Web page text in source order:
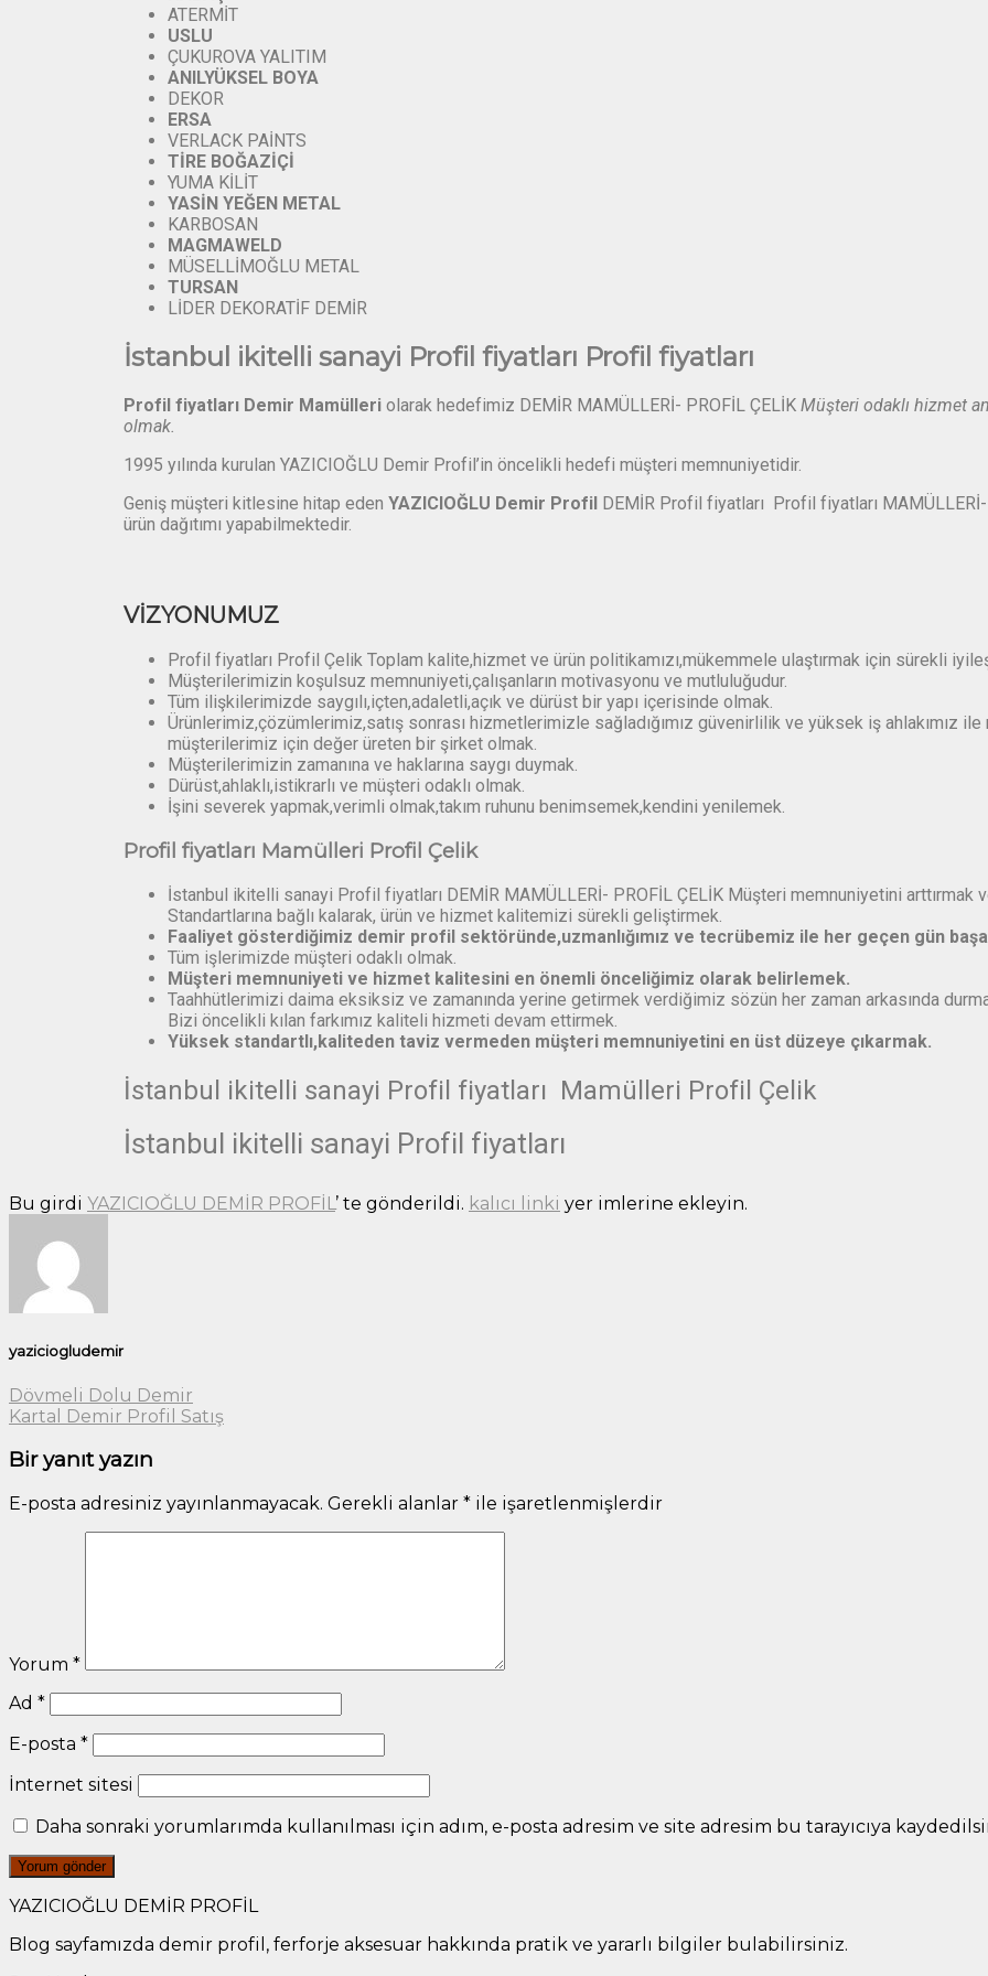
ATERMİT
USLU
ÇUKUROVA YALITIM
ANILYÜKSEL BOYA
DEKOR
ERSA
VERLACK PAİNTS
TİRE BOĞAZİÇİ
YUMA KİLİT
YASİN YEĞEN METAL
KARBOSAN
MAGMAWELD
MÜSELLİMOĞLU METAL
TURSAN
LİDER DEKORATİF DEMİR
İstanbul ikitelli sanayi Profil fiyatları Profil fiyatları
Profil fiyatları Demir Mamülleri olarak hedefimiz DEMİR MAMÜLLERİ- PROFİL ÇELİK Müşteri odaklı hizmet
olmak.
1995 yılında kurulan YAZICIOĞLU Demir Profil’in öncelikli hedefi müşteri memnuniyetidir.
Geniş müşteri kitlesine hitap eden YAZICIOĞLU Demir Profil DEMİR Profil fiyatları Profil fiyatları
ürün dağıtımı yapabilmektedir.
VİZYONUMUZ
Profil fiyatları Profil Çelik Toplam kalite,hizmet ve ürün politikamızı,mükemmele ulaştırmak için sürekli
Müşterilerimizin koşulsuz memnuniyeti,çalışanların motivasyonu ve mutluluğudur.
Tüm ilişkilerimizde saygılı,içten,adaletli,açık ve dürüst bir yapı içerisinde olmak.
Ürünlerimiz,çözümlerimiz,satış sonrası hizmetlerimizle sağladığımız güvenirlilik ve yüksek iş ahlakımız
müşterilerimiz için değer üreten bir şirket olmak.
Müşterilerimizin zamanına ve haklarına saygı duymak.
Dürüst,ahlaklı,istikrarlı ve müşteri odaklı olmak.
İşini severek yapmak,verimli olmak,takım ruhunu benimsemek,kendini yenilemek.
Profil fiyatları Mamülleri Profil Çelik
İstanbul ikitelli sanayi Profil fiyatları DEMİR MAMÜLLERİ- PROFİL ÇELİK Müşteri memnuniyetini
Standartlarına bağlı kalarak, ürün ve hizmet kalitemizi sürekli geliştirmek.
Faaliyet gösterdiğimiz demir profil sektöründe,uzmanlığımız ve tecrübemiz ile her geçen gün
Tüm işlerimizde müşteri odaklı olmak.
Müşteri memnuniyeti ve hizmet kalitesini en önemli önceliğimiz olarak belirlemek.
Taahhütlerimizi daima eksiksiz ve zamanında yerine getirmek verdiğimiz sözün her zaman arkasında
Bizi öncelikli kılan farkımız kaliteli hizmeti devam ettirmek.
Yüksek standartlı,kaliteden taviz vermeden müşteri memnuniyetini en üst düzeye çıkarmak.
İstanbul ikitelli sanayi Profil fiyatları Mamülleri Profil Çelik
İstanbul ikitelli sanayi Profil fiyatları
Bu girdi YAZICIOĞLU DEMİR PROFİL’ te gönderildi. kalıcı linki yer imlerine ekleyin.
yaziciogludemir
Dövmeli Dolu Demir
Kartal Demir Profil Satış
Bir yanıt yazın
E-posta adresiniz yayınlanmayacak. Gerekli alanlar * ile işaretlenmişlerdir
Yorum *
Ad *
E-posta *
İnternet sitesi
Daha sonraki yorumlarımda kullanılması için adım, e-posta adresim ve site adresim bu tarayıcıya
YAZICIOĞLU DEMİR PROFİL
Blog sayfamızda demir profil, ferforje aksesuar hakkında pratik ve yararlı bilgiler bulabilirsiniz.